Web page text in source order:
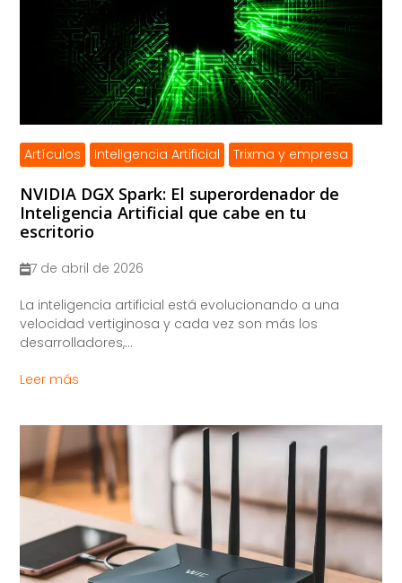
Artículos Inteligencia Artificial Trixma y empresa
NVIDIA DGX Spark: El superordenador de
Inteligencia Artificial que cabe en tu
escritorio
7 de abril de 2026
La inteligencia artificial está evolucionando a una
velocidad vertiginosa y cada vez son más los
desarrolladores,...
Leer más